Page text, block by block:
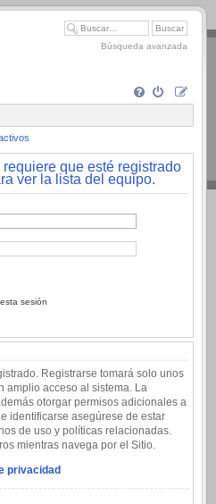
Búsqueda avanzada
que esté registrado
ver la lista del equipo.
sesión
Registrarse tomará solo unos
amplio acceso al sistema. La
otorgar permisos adicionales a
identificarse asegúrese de estar
de uso y políticas relacionadas.
mientras navega por el Sitio.
privacidad